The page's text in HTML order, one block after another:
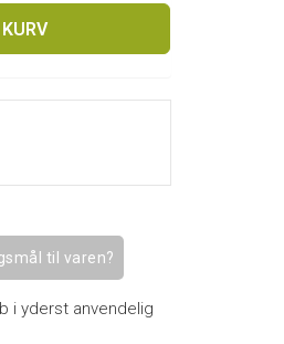
til varen?
i yderst anvendelig